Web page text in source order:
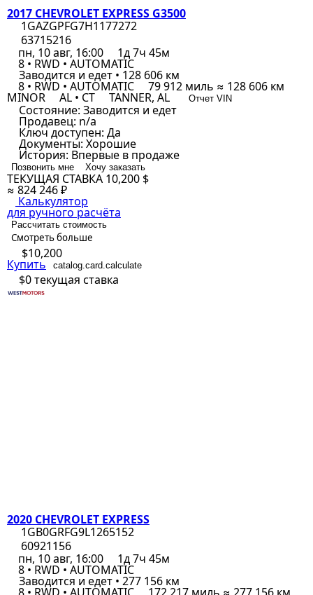
2017 CHEVROLET EXPRESS G3500
1GAZGPFG7H1177272
63715216
пн, 10 авг, 16:00
1д 7ч 45м
8 • RWD • AUTOMATIC
Заводится и едет • 128 606 км
8 • RWD • AUTOMATIC 79 912 миль ≈ 128 606 км
MINOR AL • CT TANNER, AL Отчет VIN
Состояние: Заводится и едет
Продавец: n/a
Ключ доступен: Да
Документы: Хорошие
История: Впервые в продаже
Позвонить мне Хочу заказать
ТЕКУЩАЯ СТАВКА 10,200 $
≈ 824 246 ₽
Калькулятор
для ручного расчёта
Рассчитать стоимость
Смотреть больше
$10,200
Купить catalog.card.calculate
$0текущая ставка
2020 CHEVROLET EXPRESS
1GB0GRFG9L1265152
60921156
пн, 10 авг, 16:00
1д 7ч 45м
8 • RWD • AUTOMATIC
Заводится и едет • 277 156 км